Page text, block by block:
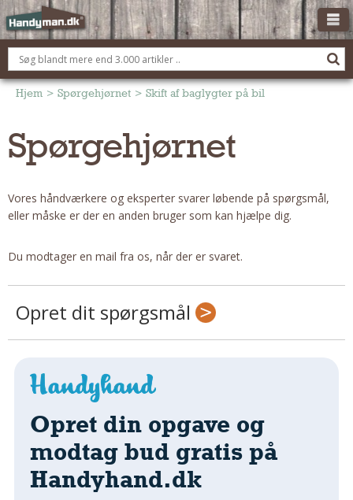
OM HANDYMAN.DK
FÅ 3 TILBUD
BOLIG KØBERÅDGIVNING
Montage Og Nybyg
Reparation Og Vedligehold
Om Materialer
Om Værktøj
Udskiftning Og Montage
Om Materialer
Tips Og Tests
VVS
Montage Og Udskiftning
Reparation Og Vedligehold
Hjem > Spørgehjørnet > Skift af baglygter på bil
Spørgehjørnet
Vores håndværkere og eksperter svarer løbende på spørgsmål,
eller måske er der en anden bruger som kan hjælpe dig.
Du modtager en mail fra os, når der er svaret.
Opret dit spørgsmål
Opret din opgave og
modtag bud gratis på
Handyhand.dk